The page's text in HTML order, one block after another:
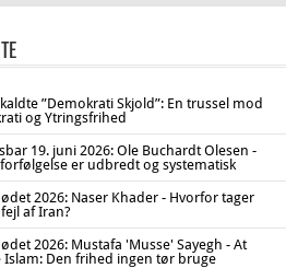
”Demokrati Skjold”: En trussel mod
og Ytringsfrihed
19. juni 2026: Ole Buchardt Olesen -
er udbredt og systematisk
2026: Naser Khader - Hvorfor tager
af Iran?
2026: Mustafa 'Musse' Sayegh - At
Islam: Den frihed ingen tør bruge